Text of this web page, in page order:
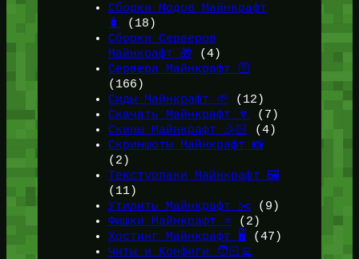
Сборки Модов Майнкрафт
🧳
(18)
Сборки Серверов
Майнкрафт 🎁 (4)
Сервера Майнкрафт 🛜
(166)
Сиды Майнкрафт 🌱
(12)
Скачать Майнкрафт 🔽
(7)
Скины Майнкрафт 🤹🏻
(4)
Скриншоты Майнкрафт 📸
(2)
Текстурпаки Майнкрафт 🖼️
(11)
Утилиты Майнкрафт ✂️ (9)
Фишки Майнкрафт ⭐(2)
Хостинг Майнкрафт 🖥️ (47)
Читы и Конфиги 🧑🏻‍💻